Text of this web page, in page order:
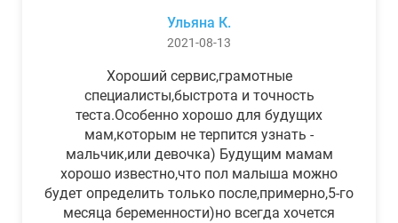
Ульяна К.
2021-08-13
Хороший сервис,грамотные
специалисты,быстрота и точность
теста.Особенно хорошо для будущих
мам,которым не терпится узнать -
мальчик,или девочка) Будущим мамам
хорошо известно,что пол малыша можно
будет определить только после,примерно,5-го
месяца беременности)но всегда хочется